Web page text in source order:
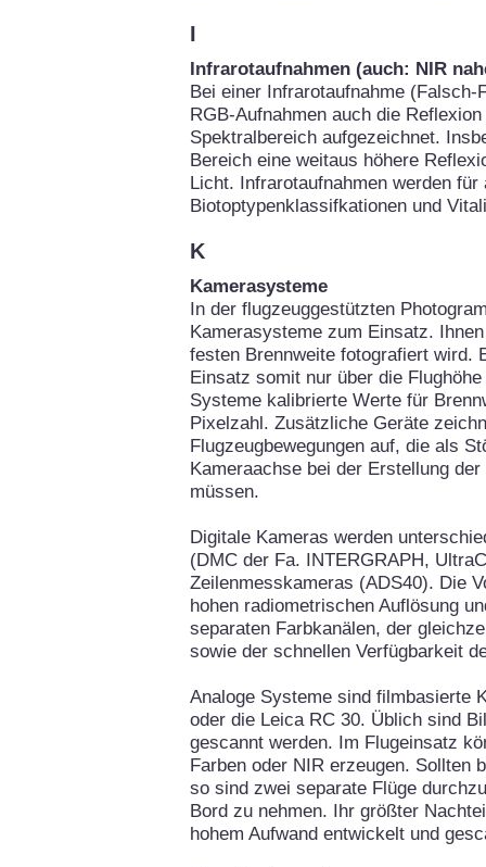
I
Infrarotaufnahmen (auch: NIR
Bei einer Infrarotaufnahme
RGB-Aufnahmen auch die
Spektralbereich aufgezeichnet.
Bereich eine weitaus höhere
Licht. Infrarotaufnahmen werden
Biotoptypenklassifkationen und
K
Kamerasysteme
In der flugzeuggestützten
Kamerasysteme zum Einsatz.
festen Brennweite fotografiert wird.
Einsatz somit nur über die
Systeme kalibrierte Werte für
Pixelzahl. Zusätzliche Geräte
Flugzeugbewegungen auf, die als
Kameraachse bei der Erstellung
müssen.
Digitale Kameras werden
(DMC der Fa. INTERGRAPH,
Zeilenmesskameras (ADS40). Die
hohen radiometrischen Auflösung
separaten Farbkanälen, der
sowie der schnellen Verfügbarkeit
Analoge Systeme sind filmbasierte
oder die Leica RC 30. Üblich sind
gescannt werden. Im Flugeinsatz
Farben oder NIR erzeugen. Sollten
so sind zwei separate Flüge
Bord zu nehmen. Ihr größter
hohem Aufwand entwickelt und